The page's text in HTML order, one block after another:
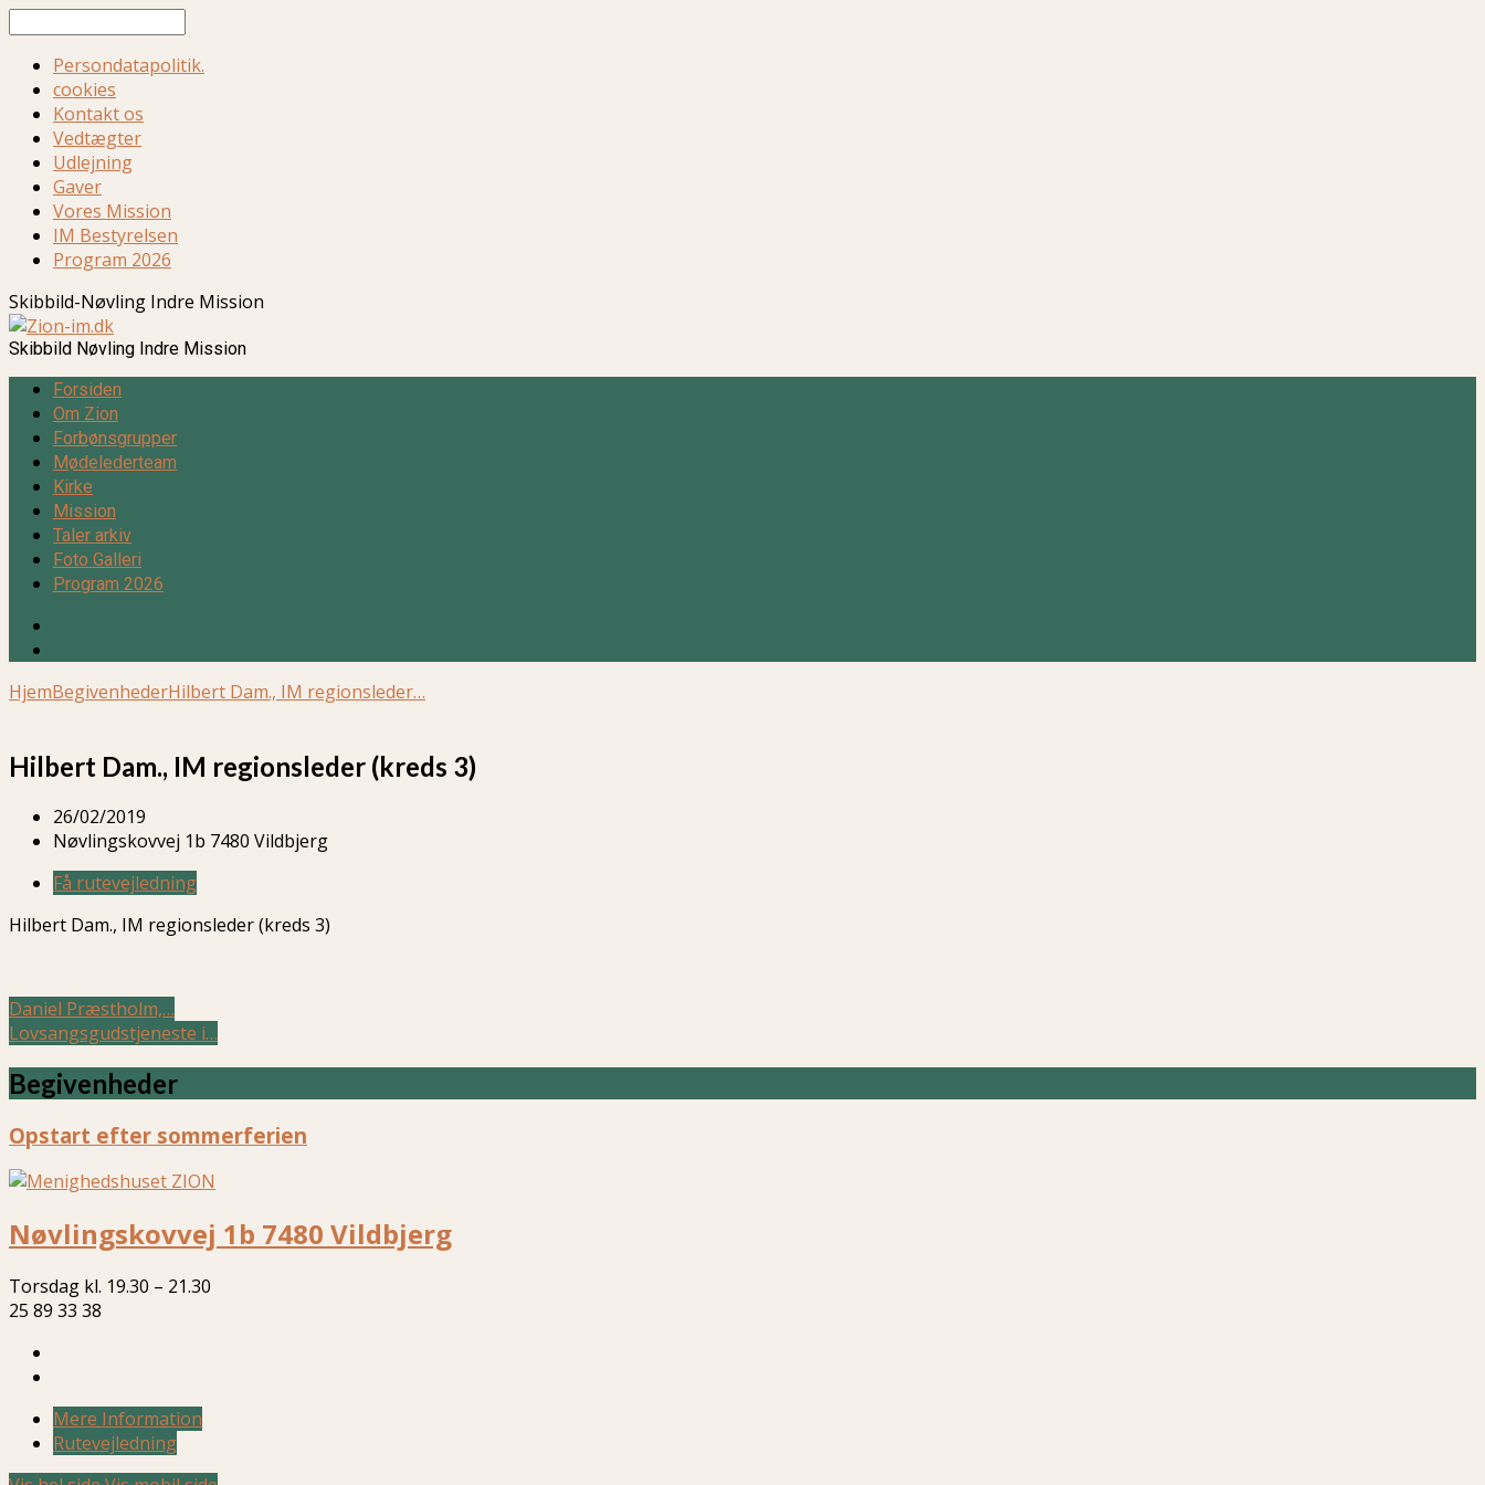
Persondatapolitik.
cookies
Kontakt os
Vedtægter
Udlejning
Gaver
Vores Mission
IM Bestyrelsen
Program 2026
Skibbild-Nøvling Indre Mission
Skibbild Nøvling Indre Mission
Forsiden
Om Zion
Forbønsgrupper
Mødelederteam
Kirke
Mission
Taler arkiv
Foto Galleri
Program 2026
HjemBegivenhederHilbert Dam., IM regionsleder…
Hilbert Dam., IM regionsleder (kreds 3)
26/02/2019
Nøvlingskovvej 1b 7480 Vildbjerg
Få rutevejledning
Hilbert Dam., IM regionsleder (kreds 3)
Daniel Præstholm,…
Lovsangsgudstjeneste i…
Begivenheder
Opstart efter sommerferien
Nøvlingskovvej 1b 7480 Vildbjerg
Torsdag kl. 19.30 – 21.30
25 89 33 38
Mere Information
Rutevejledning